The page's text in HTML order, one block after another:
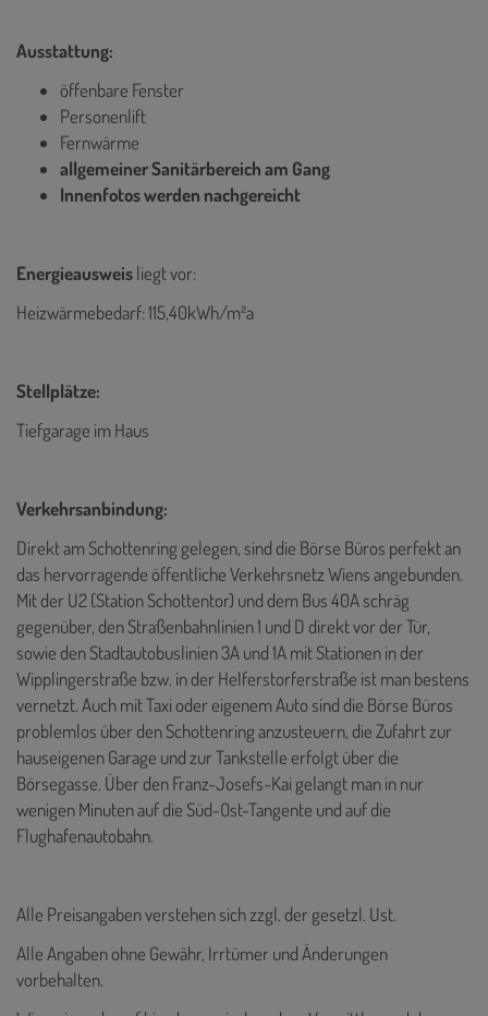
Ausstattung:
öffenbare Fenster
Personenlift
Fernwärme
allgemeiner Sanitärbereich am Gang
Innenfotos werden nachgereicht
Energieausweisliegt vor:
Heizwärmebedarf: 115,40kWh/m²a
Stellplätze:
Tiefgarage im Haus
Verkehrsanbindung:
Direkt am Schottenring gelegen, sind die Börse Büros perfekt an
das hervorragende öffentliche Verkehrsnetz Wiens angebunden.
Mit der U2 (Station Schottentor) und dem Bus 40A schräg
gegenüber, den Straßenbahnlinien 1 und D direkt vor der Tür,
sowie den Stadtautobuslinien 3A und 1A mit Stationen in der
Wipplingerstraße bzw. in der Helferstorferstraße ist man bestens
vernetzt. Auch mit Taxi oder eigenem Auto sind die Börse Büros
problemlos über den Schottenring anzusteuern, die Zufahrt zur
hauseigenen Garage und zur Tankstelle erfolgt über die
Börsegasse. Über den Franz-Josefs-Kai gelangt man in nur
wenigen Minuten auf die Süd-Ost-Tangente und auf die
Flughafenautobahn.
Alle Preisangaben verstehen sich zzgl. der gesetzl. Ust.
Alle Angaben ohne Gewähr, Irrtümer und Änderungen
vorbehalten.